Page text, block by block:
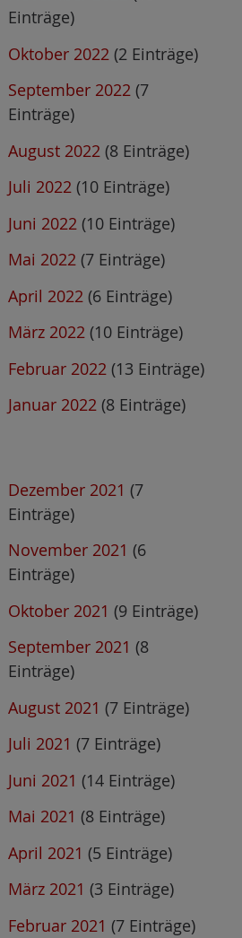
Einträge)
Oktober 2022 (2 Einträge)
September 2022 (7
Einträge)
August 2022 (8 Einträge)
Juli 2022 (10 Einträge)
Juni 2022 (10 Einträge)
Mai 2022 (7 Einträge)
April 2022 (6 Einträge)
März 2022 (10 Einträge)
Februar 2022 (13 Einträge)
Januar 2022 (8 Einträge)
Dezember 2021 (7
Einträge)
November 2021 (6
Einträge)
Oktober 2021 (9 Einträge)
September 2021 (8
Einträge)
August 2021 (7 Einträge)
Juli 2021 (7 Einträge)
Juni 2021 (14 Einträge)
Mai 2021 (8 Einträge)
April 2021 (5 Einträge)
März 2021 (3 Einträge)
Februar 2021 (7 Einträge)